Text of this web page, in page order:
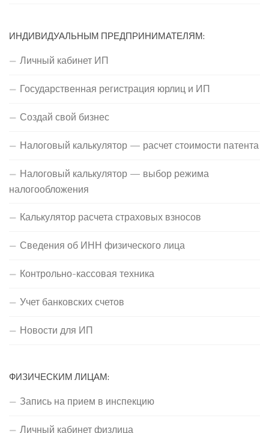
ИНДИВИДУАЛЬНЫМ ПРЕДПРИНИМАТЕЛЯМ:
Личный кабинет ИП
Государственная регистрация юрлиц и ИП
Создай свой бизнес
Налоговый калькулятор — расчет стоимости патента
Налоговый калькулятор — выбор режима
налогообложения
Калькулятор расчета страховых взносов
Сведения об ИНН физического лица
Контрольно-кассовая техника
Учет банковских счетов
Новости для ИП
ФИЗИЧЕСКИМ ЛИЦАМ:
Запись на прием в инспекцию
Личный кабинет физлица